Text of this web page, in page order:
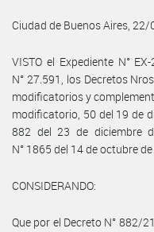
Ciudad de Buenos Aires,
VISTO el Expediente N°
N° 27.591, los Decretos
modificatorios y
modificatorio, 50 del 19 de
882 del 23 de diciembre
N° 1865 del 14 de octubre
CONSIDERANDO:
Que por el Decreto N° 882/